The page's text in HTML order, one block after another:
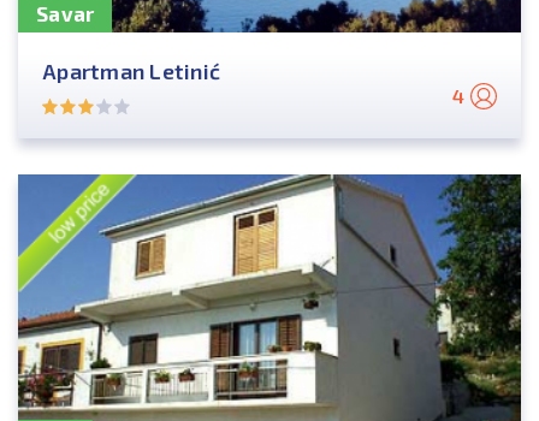
Savar
Apartman Letinić
4